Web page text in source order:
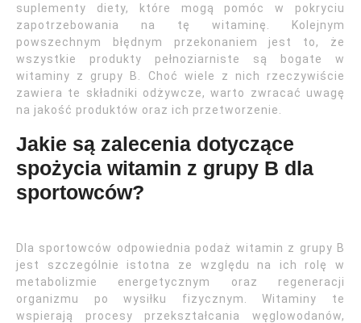
suplementy diety, które mogą pomóc w pokryciu
zapotrzebowania na tę witaminę. Kolejnym
powszechnym błędnym przekonaniem jest to, że
wszystkie produkty pełnoziarniste są bogate w
witaminy z grupy B. Choć wiele z nich rzeczywiście
zawiera te składniki odżywcze, warto zwracać uwagę
na jakość produktów oraz ich przetworzenie.
Jakie są zalecenia dotyczące
spożycia witamin z grupy B dla
sportowców?
Dla sportowców odpowiednia podaż witamin z grupy B
jest szczególnie istotna ze względu na ich rolę w
metabolizmie energetycznym oraz regeneracji
organizmu po wysiłku fizycznym. Witaminy te
wspierają procesy przekształcania węglowodanów,